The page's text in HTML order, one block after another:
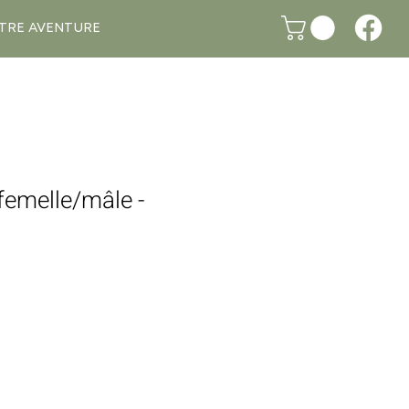
AVENTURE
mâle -